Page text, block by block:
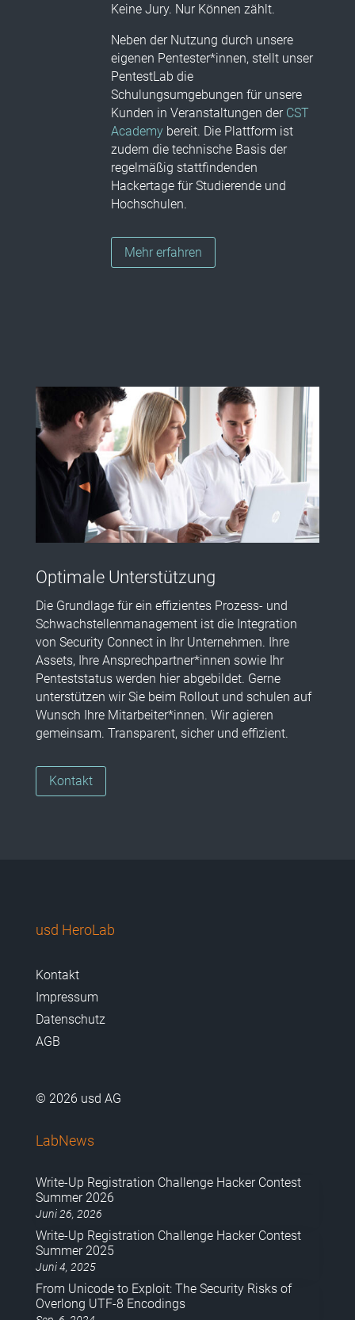
Keine Jury. Nur Können zählt.
Neben der Nutzung durch unsere
eigenen Pentester*innen, stellt unser
PentestLab die
Schulungsumgebungen für unsere
Kunden in Veranstaltungen der CST
Academy bereit. Die Plattform ist
zudem die technische Basis der
regelmäßig stattfindenden
Hackertage für Studierende und
Hochschulen.
Mehr erfahren
Optimale Unterstützung
Die Grundlage für ein effizientes Prozess- und
Schwachstellenmanagement ist die Integration
von Security Connect in Ihr Unternehmen. Ihre
Assets, Ihre Ansprechpartner*innen sowie Ihr
Penteststatus werden hier abgebildet. Gerne
unterstützen wir Sie beim Rollout und schulen auf
Wunsch Ihre Mitarbeiter*innen. Wir agieren
gemeinsam. Transparent, sicher und effizient.
Kontakt
usd HeroLab
Kontakt
Impressum
Datenschutz
AGB
© 2026 usd AG
LabNews
Write-Up Registration Challenge Hacker Contest
Summer 2026
Juni 26, 2026
Write-Up Registration Challenge Hacker Contest
Summer 2025
Juni 4, 2025
From Unicode to Exploit: The Security Risks of
Overlong UTF-8 Encodings